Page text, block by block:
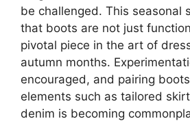
be challenged. This seasonal
that boots are not just
pivotal piece in the art of
autumn months.
encouraged, and pairing
elements such as tailored
denim is becoming